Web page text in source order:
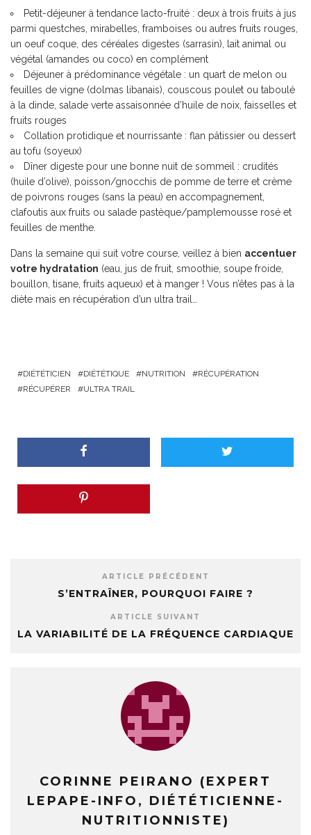
Petit-déjeuner à tendance lacto-fruité : deux à trois fruits à jus
parmi questches, mirabelles, framboises ou autres fruits rouges,
un oeuf coque, des céréales digestes (sarrasin), lait animal ou
végétal (amandes ou coco) en complément
Déjeuner à prédominance végétale : un quart de melon ou
feuilles de vigne (dolmas libanais), couscous poulet ou taboulé
à la dinde, salade verte assaisonnée d’huile de noix, faisselles et
fruits rouges
Collation protidique et nourrissante : flan pâtissier ou dessert
au tofu (soyeux)
Dîner digeste pour une bonne nuit de sommeil : crudités
(huile d’olive), poisson/gnocchis de pomme de terre et crème
de poivrons rouges (sans la peau) en accompagnement,
clafoutis aux fruits ou salade pastèque/pamplemousse rosé et
feuilles de menthe.
Dans la semaine qui suit votre course, veillez à bien accentuer
votre hydratation (eau, jus de fruit, smoothie, soupe froide,
bouillon, tisane, fruits aqueux) et à manger ! Vous n’êtes pas à la
diète mais en récupération d’un ultra trail…
DIÉTÉTICIEN DIÉTÉTIQUE NUTRITION
RÉCUPÉRATION
RÉCUPÉRER
ULTRA TRAIL
ARTICLE PRÉCÉDENT
S’ENTRAÎNER, POURQUOI FAIRE ?
ARTICLE SUIVANT
LA VARIABILITÉ DE LA FRÉQUENCE CARDIAQUE
CORINNE PEIRANO (EXPERT
LEPAPE-INFO, DIÉTÉTICIENNE-
NUTRITIONNISTE)